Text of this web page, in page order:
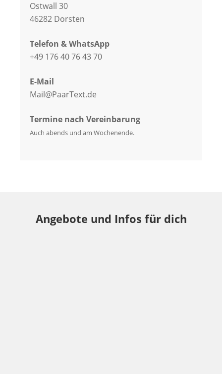
Ostwall 30
46282 Dorsten
Telefon & WhatsApp
+49 176 40 76 43 70
E-Mail
Mail@PaarText.de
Termine nach Vereinbarung
Auch abends und am Wochenende.
Angebote und Infos für dich